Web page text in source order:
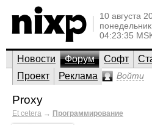
10 августа
понедельник,
04:23:35
Новости Форум Софт
Проект
Реклама Войти
Proxy
Et cetera → Программирование